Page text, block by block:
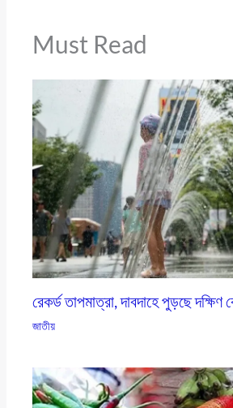
Must Read
রেকর্ড তাপমাত্রা, দাবদাহে পুড়ছে দক্ষিণ
জাতীয়